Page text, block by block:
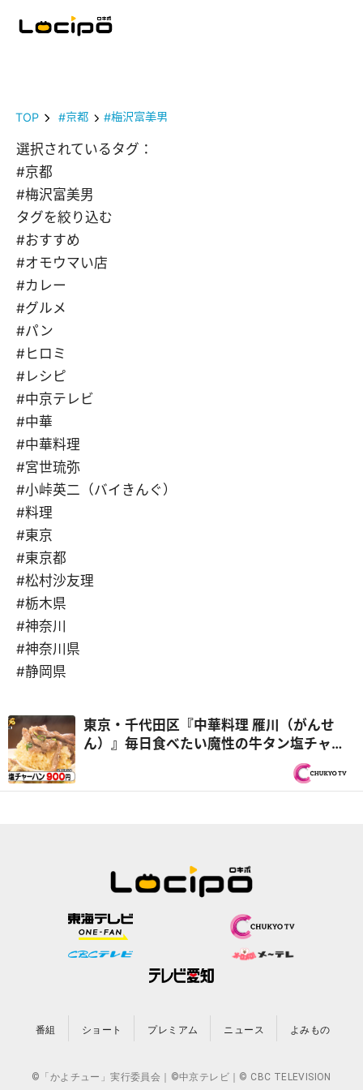
TOP #京都 #梅沢富美男
選択されているタグ：
#京都
#梅沢富美男
タグを絞り込む
#おすすめ
#オモウマい店
#カレー
#グルメ
#パン
#ヒロミ
#レシピ
#中京テレビ
#中華
#中華料理
#宮世琉弥
#小峠英二（バイきんぐ）
#料理
#東京
#東京都
#松村沙友理
#栃木県
#神奈川
#神奈川県
#静岡県
東京・千代田区『中華料理 雁川（がんせ
ん）』毎日食べたい魔性の牛タン塩チャー
ハン！？ほか おうちで作りたくなるオモ
ウマい料理を紹介！『オモウマい店』
番組 ショート プレミアム ニュース よみもの
©「かよチュー」実行委員会｜©中京テレビ｜© CBC TELEVISION